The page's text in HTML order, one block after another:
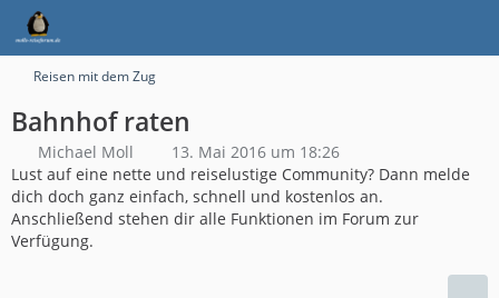
Reisen mit dem Zug
Bahnhof raten
Michael Moll
13. Mai 2016 um 18:26
Lust auf eine nette und reiselustige Community? Dann melde
dich doch ganz einfach, schnell und kostenlos an.
Anschließend stehen dir alle Funktionen im Forum zur
Verfügung.